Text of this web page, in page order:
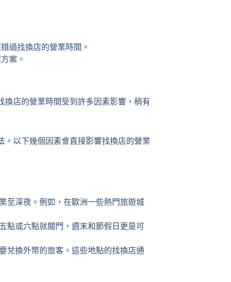
過找換店的營業時間。
案。
店的營業時間受到許多因素影響，稍有
以下幾個因素會直接影響找換店的營業
至深夜。例如，在歐洲一些熱門旅遊城
點或六點就關門，週末和節假日更是可
兌換外幣的旅客。這些地點的找換店通